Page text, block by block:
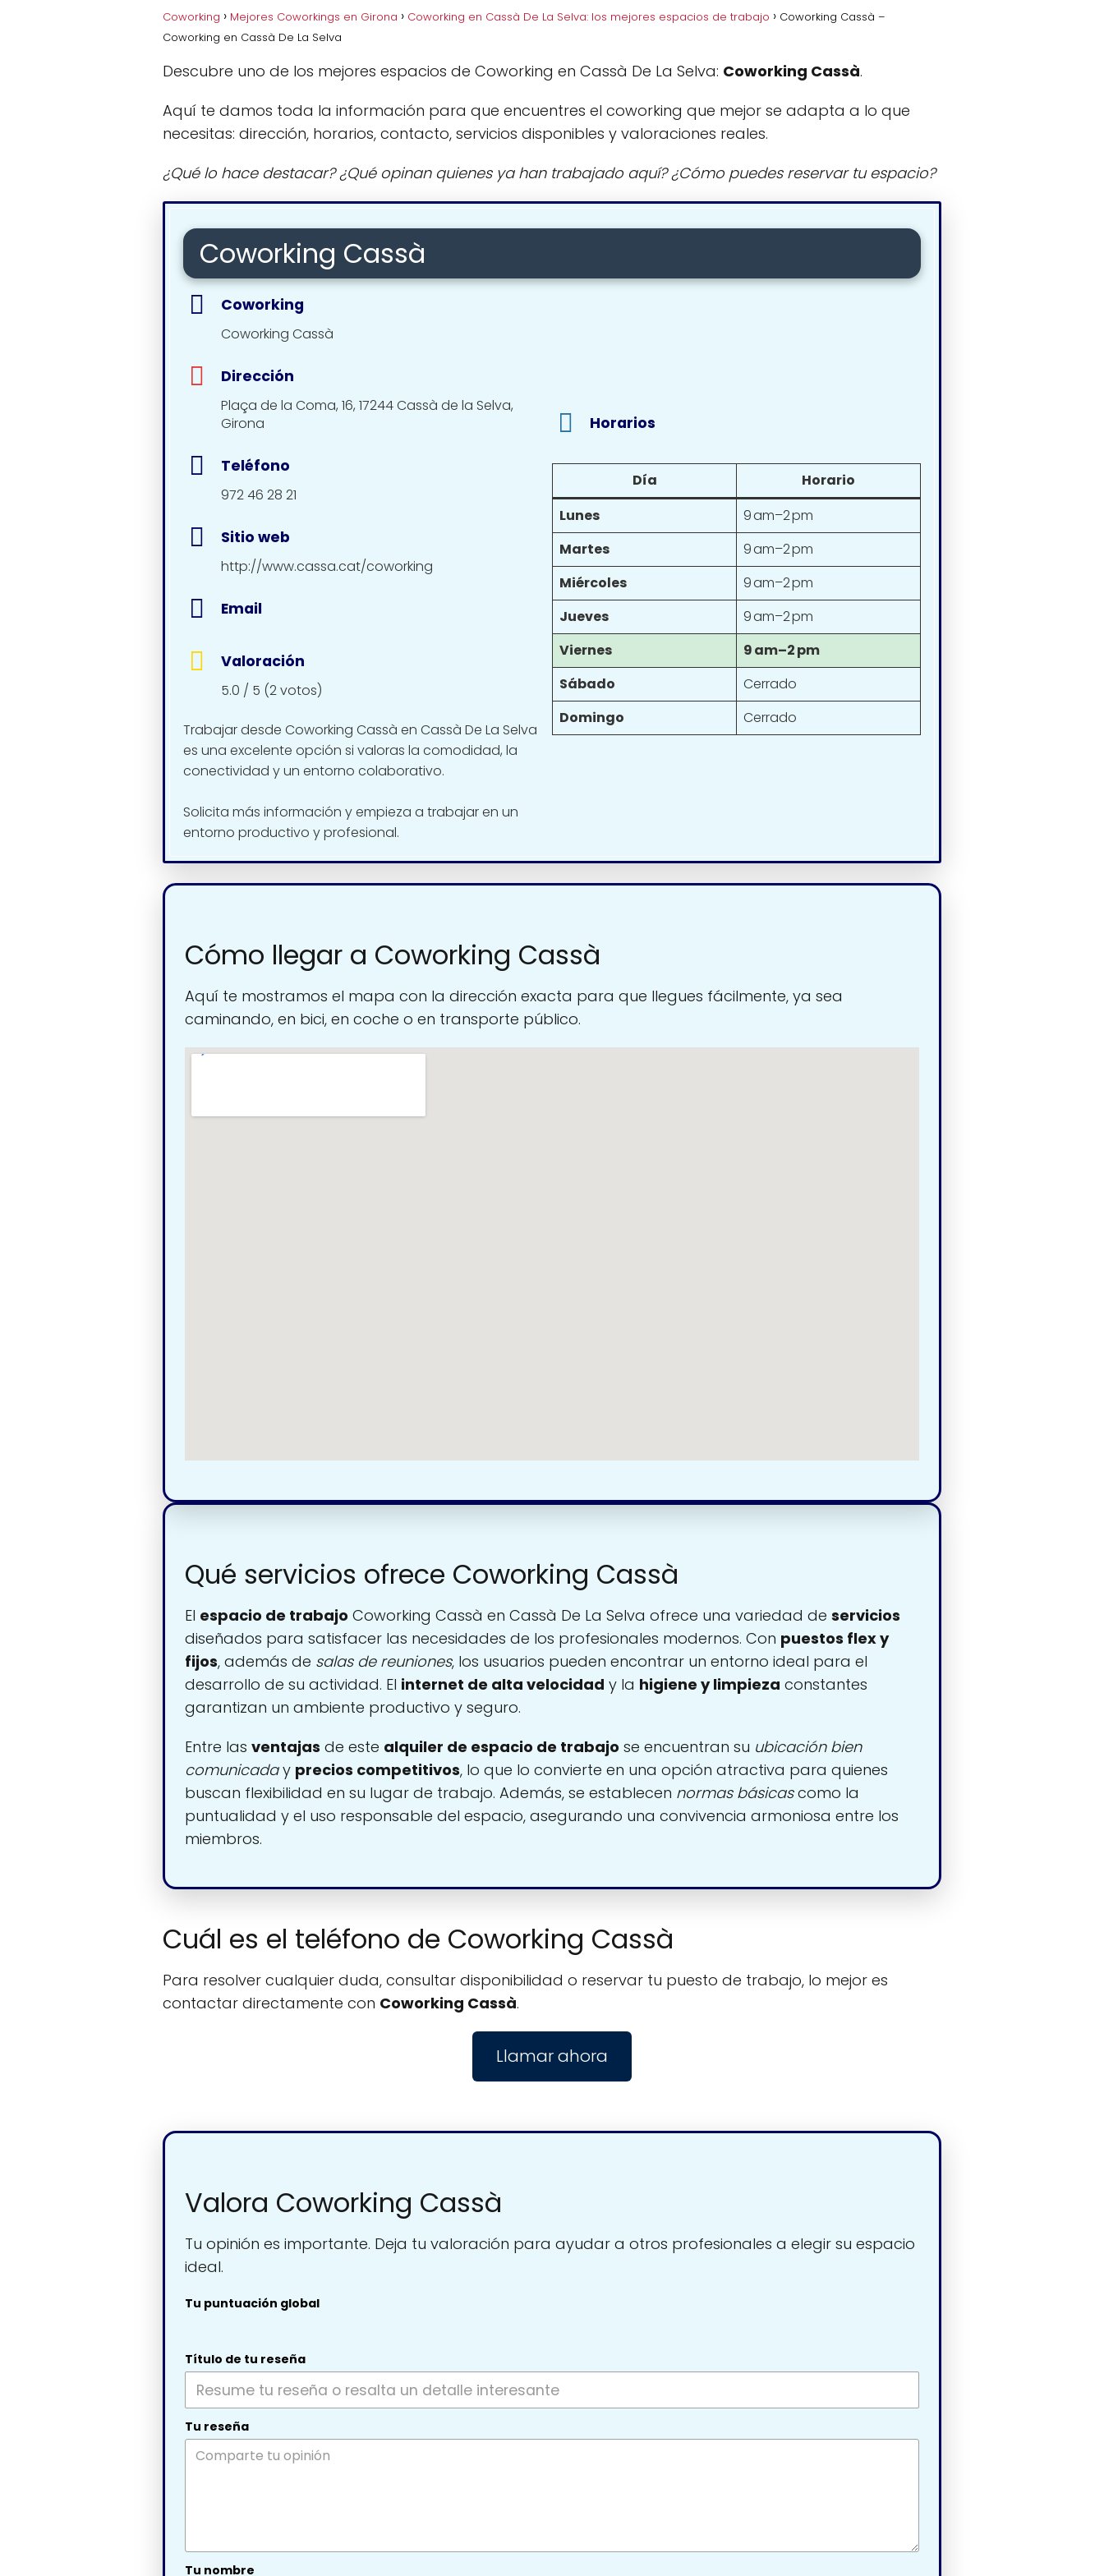
Coworking Mejores Coworkings en Girona Coworking en Cassà De La Selva: los mejores espacios de trabajo
Coworking Cassà –
Coworking en Cassà De La Selva
Descubre uno de los mejores espacios de Coworking en Cassà De La Selva: Coworking Cassà.
Aquí te damos toda la información para que encuentres el coworking que mejor se adapta a lo que
necesitas: dirección, horarios, contacto, servicios disponibles y valoraciones reales.
¿Qué lo hace destacar? ¿Qué opinan quienes ya han trabajado aquí? ¿Cómo puedes reservar tu espacio?
Coworking Cassà
Coworking
Coworking Cassà
Dirección
Plaça de la Coma, 16, 17244 Cassà de la Selva,
Girona
Teléfono
972 46 28 21
Sitio web
http://www.cassa.cat/coworking
Email
Valoración
5.0 / 5 (2 votos)
Trabajar desde Coworking Cassà en Cassà De La Selva
es una excelente opción si valoras la comodidad, la
conectividad y un entorno colaborativo.
Solicita más información y empieza a trabajar en un
entorno productivo y profesional.
Horarios
Día
Horario
Lunes
9 am–2 pm
Martes
9 am–2 pm
Miércoles
9 am–2 pm
Jueves
9 am–2 pm
Viernes
9 am–2 pm
Sábado
Cerrado
Domingo
Cerrado
Cómo llegar a Coworking Cassà
Aquí te mostramos el mapa con la dirección exacta para que llegues fácilmente, ya sea
caminando, en bici, en coche o en transporte público.
Qué servicios ofrece Coworking Cassà
El espacio de trabajo Coworking Cassà en Cassà De La Selva ofrece una variedad de servicios
diseñados para satisfacer las necesidades de los profesionales modernos. Con puestos flex y
fijos, además de salas de reuniones, los usuarios pueden encontrar un entorno ideal para el
desarrollo de su actividad. El internet de alta velocidad y la higiene y limpieza constantes
garantizan un ambiente productivo y seguro.
Entre las ventajas de este alquiler de espacio de trabajo se encuentran su ubicación bien
comunicaday precios competitivos, lo que lo convierte en una opción atractiva para quienes
buscan flexibilidad en su lugar de trabajo. Además, se establecen normas básicascomo la
puntualidad y el uso responsable del espacio, asegurando una convivencia armoniosa entre los
miembros.
Cuál es el teléfono de Coworking Cassà
Para resolver cualquier duda, consultar disponibilidad o reservar tu puesto de trabajo, lo mejor es
contactar directamente con Coworking Cassà.
Llamar ahora
Valora Coworking Cassà
Tu opinión es importante. Deja tu valoración para ayudar a otros profesionales a elegir su espacio
ideal.
Tu puntuación global
Título de tu reseña
Tu reseña
Tu nombre